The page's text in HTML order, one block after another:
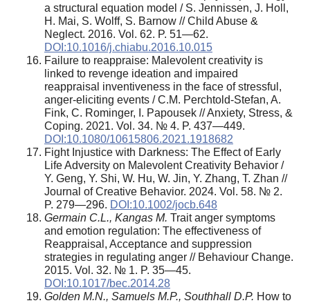
a structural equation model / S. Jennissen, J. Holl,
H. Mai, S. Wolff, S. Barnow // Child Abuse &
Neglect. 2016. Vol. 62. P. 51—62.
DOI:10.1016/j.chiabu.2016.10.015
Failure to reappraise: Malevolent creativity is
linked to revenge ideation and impaired
reappraisal inventiveness in the face of stressful,
anger-eliciting events / C.M. Perchtold-Stefan, A.
Fink, C. Rominger, I. Papousek // Anxiety, Stress, &
Coping. 2021. Vol. 34. № 4. P. 437—449.
DOI:10.1080/10615806.2021.1918682
Fight Injustice with Darkness: The Effect of Early
Life Adversity on Malevolent Creativity Behavior /
Y. Geng, Y. Shi, W. Hu, W. Jin, Y. Zhang, T. Zhan //
Journal of Creative Behavior. 2024. Vol. 58. № 2.
P. 279—296. DOI:10.1002/jocb.648
Germain C.L., Kangas M. Trait anger symptoms
and emotion regulation: The effectiveness of
Reappraisal, Acceptance and suppression
strategies in regulating anger // Behaviour Change.
2015. Vol. 32. № 1. P. 35—45.
DOI:10.1017/bec.2014.28
Golden M.N., Samuels M.P., Southhall D.P. How to